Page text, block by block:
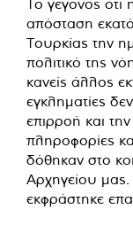
απόσταση
Τουρκίας την
πολιτικό της
κανείς άλλος
εγκληματίες
επιρροή και
πληροφορίες
δόθηκαν στο
Αρχηγείου
εκφράστηκε